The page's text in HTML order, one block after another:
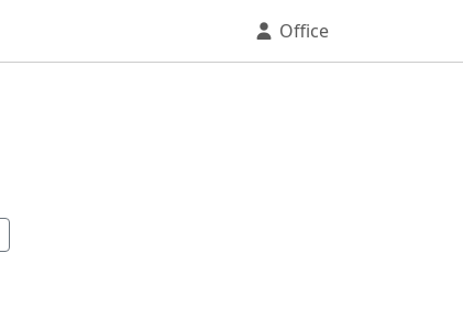
Office